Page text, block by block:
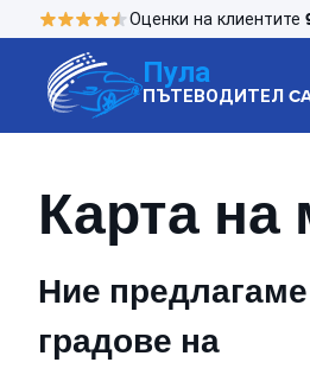
Оценки на клиентите
Пула
ПЪТЕВОДИТЕЛ
Карта на
Ние
градове на